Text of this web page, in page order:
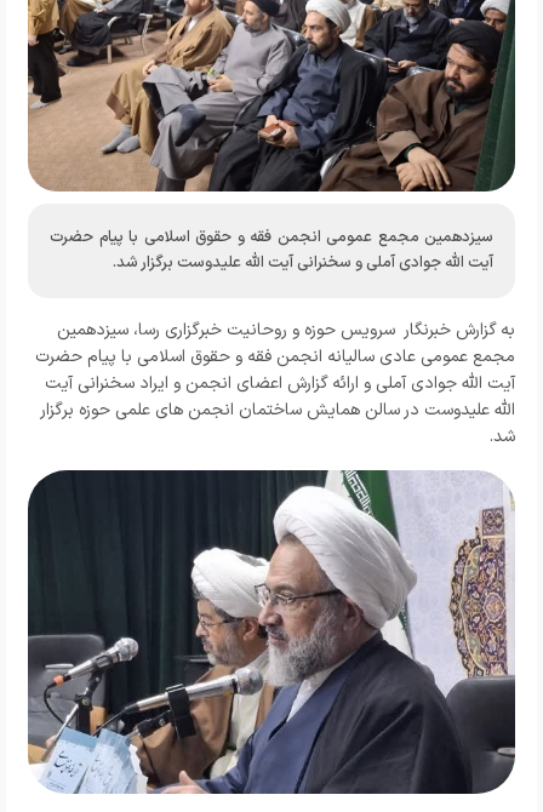
سیزدهمین مجمع عمومی انجمن فقه و حقوق اسلامی با پیام حضرت
آیت الله جوادی آملی و سخنرانی آیت الله علیدوست برگزار شد.
به گزارش خبرنگار سرویس حوزه و روحانیت خبرگزاری رسا، سیزدهمین
مجمع عمومي عادی سالیانه انجمن فقه و حقوق اسلامی با پیام حضرت
آیت الله جوادی آملی و ارائه گزارش اعضای انجمن و ایراد سخنرانی آیت
الله علیدوست در سالن همایش ساختمان انجمن های علمی حوزه برگزار
شد.